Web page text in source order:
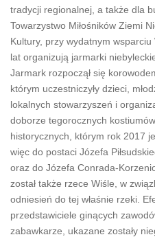
tradycji regionalnej, a także dla
Towarzystwo Miłośników Ziemi
Kultury, przy wydatnym
lat organizują jarmarki
Jarmark rozpoczął się
którym uczestniczyły dzieci,
lokalnych stowarzyszeń i
doborze tegorocznych
historycznych, którym rok 2017
więc do postaci Józefa
oraz do Józefa Conrada-
został także rzece Wiśle, w
odniesień do tej właśnie rzeki.
przedstawiciele ginących
zabawkarze, ukazane zostały